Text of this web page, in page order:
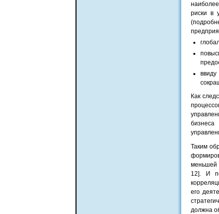
риски в
Как
Таким
меньшей
12]. И
его
должна